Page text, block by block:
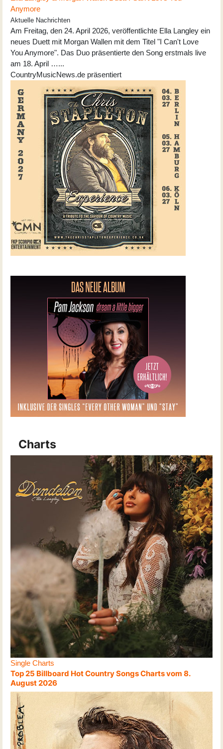
Anymore
Aktuelle Nachrichten
Am Freitag, den 24. April 2026, veröffentlichte Ella Langley ein
neues Duett mit Morgan Wallen mit dem Titel "I Can't Love
You Anymore". Das Duo präsentierte den Song erstmals live
am 18. April …...
CountryMusicNews.de präsentiert
Charts
Single Charts
Top 25 Billboard Hot Country Songs Charts vom 8.
August 2026